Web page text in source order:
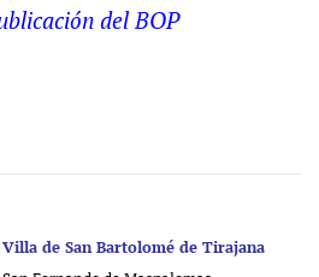
del BOP
de San Bartolomé de Tirajana